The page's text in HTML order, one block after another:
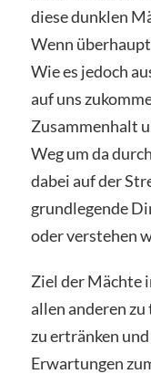
diese dunklen
Wenn
Wie es jedoch
auf uns
Zusammenhalt
Weg um da
dabei auf der
grundlegende
oder verstehen
Ziel der Mächte
allen anderen
zu ertränken
Erwartungen